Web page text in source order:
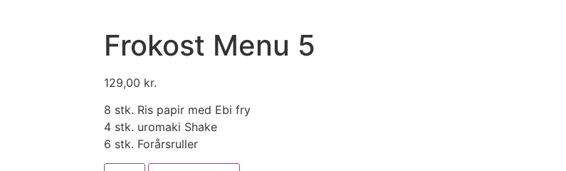
Frokost Menu 5
129,00 kr.
8 stk. Ris papir med Ebi fry
4 stk. uromaki Shake
6 stk. Forårsruller